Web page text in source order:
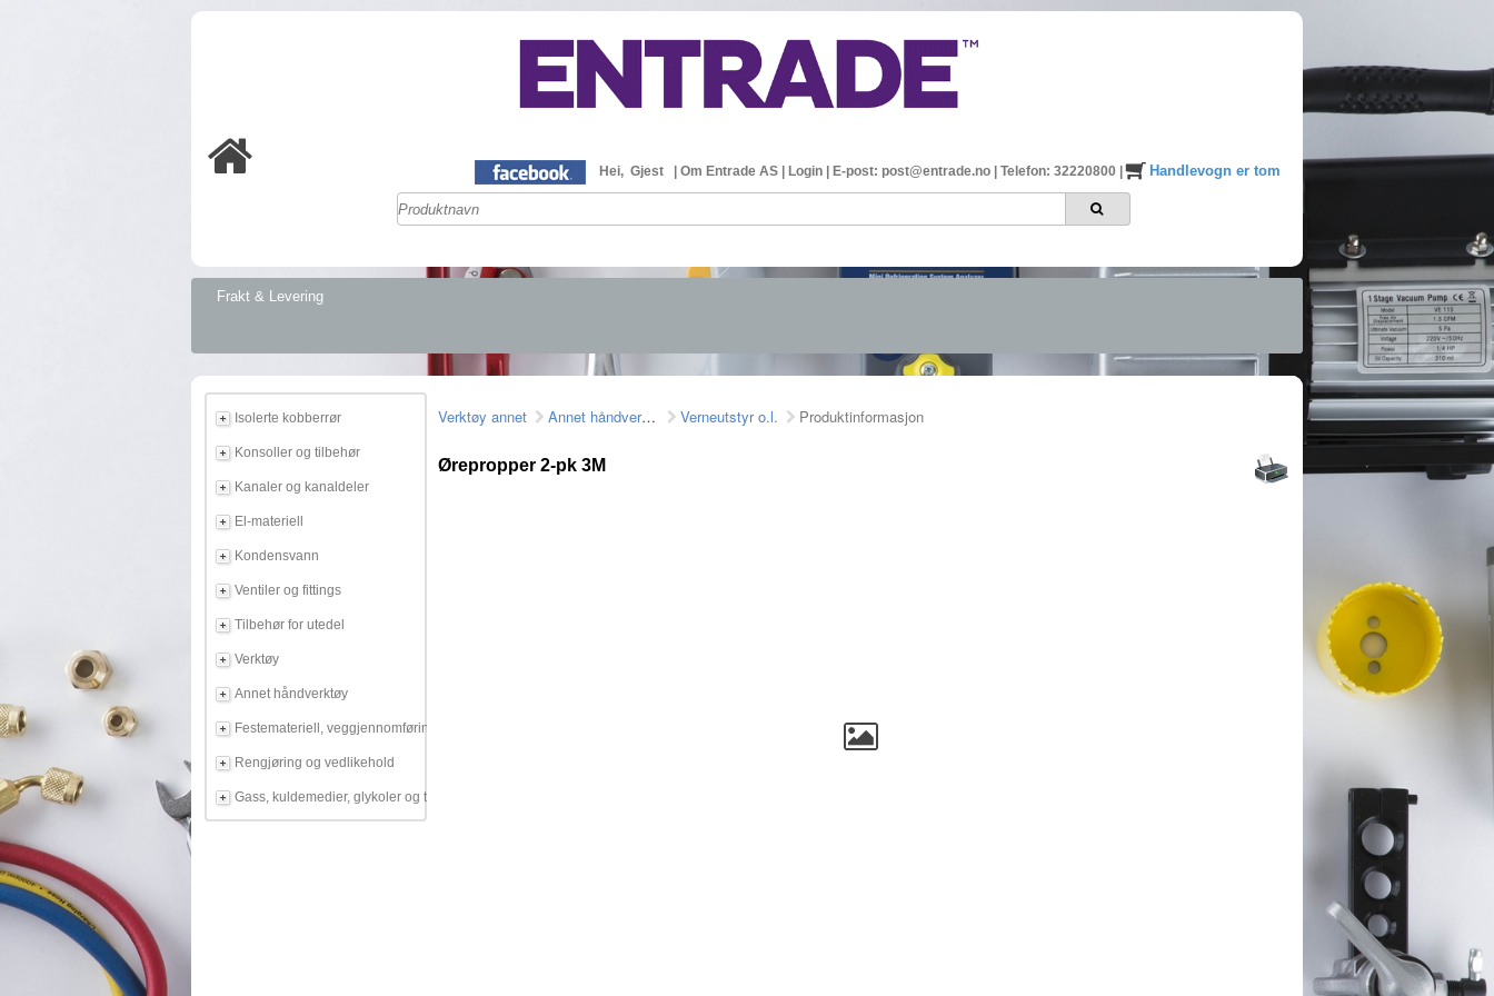
Hei, Gjest Om Entrade AS Login E-post: post@entrade.no Telefon: 32220800 | Handlevogn er tom
Frakt & Levering
Isolerte kobberrør
Konsoller og tilbehør
Kanaler og kanaldeler
El-materiell
Kondensvann
Ventiler og fittings
Tilbehør for utedel
Verktøy
Annet håndverktøy
Festemateriell, veggjennomføring
Rengjøring og vedlikehold
Gass, kuldemedier, glykoler og tilbehør
Verktøy annet Annet håndverktøy Verneutstyr o.l. Produktinformasjon
Ørepropper 2-pk 3M